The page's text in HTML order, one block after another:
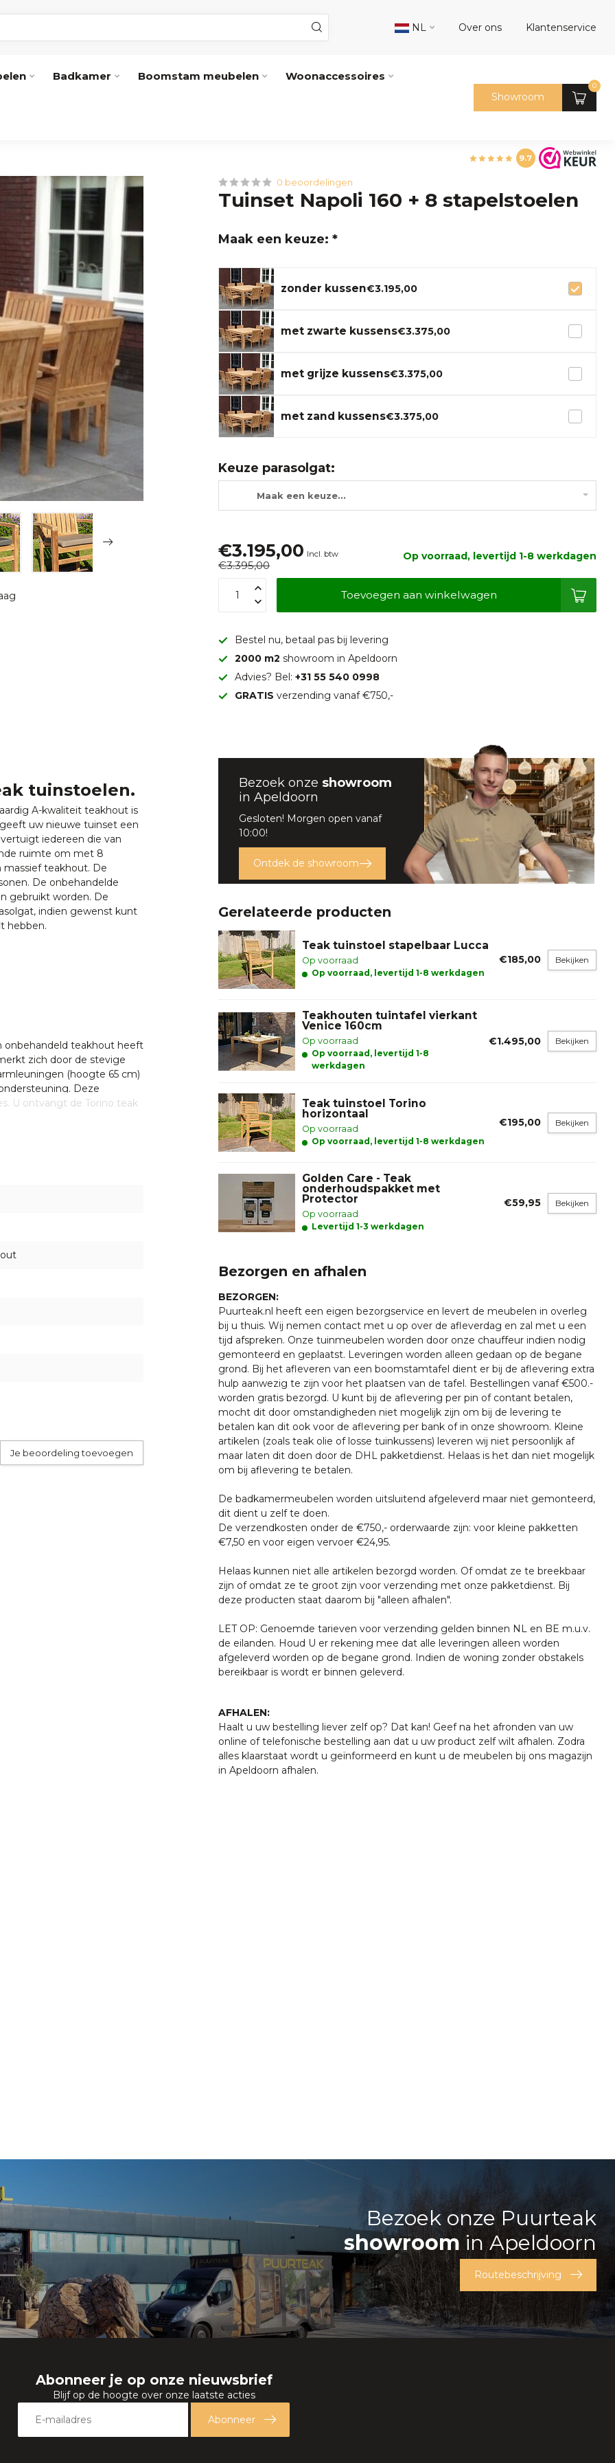
NL Over ons Klantenservice
Badkamer Boomstam meubelen Woonaccessoires
Showroom
0
9.7
0 beoordelingen
Tuinset Napoli 160 + 8 stapelstoelen
Maak een keuze: *
zonder kussen€3.195,00
met zwarte kussens€3.375,00
met grijze kussens€3.375,00
met zand kussens€3.375,00
Keuze parasolgat:
Maak een keuze...
€3.195,00 Incl. btw
€3.395,00
Op voorraad, levertijd 1-8 werkdagen
Toevoegen aan winkelwagen
Bestel nu, betaal pas bij levering
2000 m2showroom in Apeldoorn
Advies? Bel:+31 55 540 0998
GRATIS verzending vanaf €750,-
tuinstoelen.
A-kwaliteit teakhout is
uw nieuwe tuinset een
iedereen die van
ruimte om met 8
teakhout. De
De onbehandelde
gebruikt worden. De
indien gewenst kunt
hebben.
onbehandeld teakhout heeft
zich door de stevige
(hoogte 65 cm)
Deze
U ontvangt de Torino teak
vergrijzen naar een zilver
of andere invloeden
op de begane grond.
Je beoordeling toevoegen
Bezoek onze showroom
in Apeldoorn
Gesloten! Morgen open vanaf
10:00!
Ontdek de showroom
Gerelateerde producten
Teak tuinstoel stapelbaar Lucca
Op voorraad
Op voorraad, levertijd 1-8 werkdagen
€185,00 Bekijken
Teakhouten tuintafel vierkant
Venice 160cm
Op voorraad
Op voorraad, levertijd 1-8
werkdagen
€1.495,00 Bekijken
Teak tuinstoel Torino
horizontaal
Op voorraad
Op voorraad, levertijd 1-8 werkdagen
€195,00 Bekijken
Golden Care - Teak
onderhoudspakket met
Protector
Op voorraad
Levertijd 1-3 werkdagen
€59,95 Bekijken
Bezorgen en afhalen
BEZORGEN:
Puurteak.nl heeft een eigen bezorgservice en levert de meubelen in overleg
bij u thuis. Wij nemen contact met u op over de afleverdag en zal met u een
tijd afspreken. Onze tuinmeubelen worden door onze chauffeur indien nodig
gemonteerd en geplaatst. Leveringen worden alleen gedaan op de begane
grond. Bij het afleveren van een boomstamtafel dient er bij de aflevering extra
hulp aanwezig te zijn voor het plaatsen van de tafel. Bestellingen vanaf €500.-
worden gratis bezorgd. U kunt bij de aflevering per pin of contant betalen,
mocht dit door omstandigheden niet mogelijk zijn om bij de levering te
betalen kan dit ook voor de aflevering per bank of in onze showroom. Kleine
artikelen (zoals teak olie of losse tuinkussens) leveren wij niet persoonlijk af
maar laten dit doen door de DHL pakketdienst. Helaas is het dan niet mogelijk
om bij aflevering te betalen.
De badkamermeubelen worden uitsluitend afgeleverd maar niet gemonteerd,
dit dient u zelf te doen.
De verzendkosten onder de €750,- orderwaarde zijn: voor kleine pakketten
€7,50 en voor eigen vervoer €24,95.
Helaas kunnen niet alle artikelen bezorgd worden. Of omdat ze te breekbaar
zijn of omdat ze te groot zijn voor verzending met onze pakketdienst. Bij
deze producten staat daarom bij "alleen afhalen".
LET OP: Genoemde tarieven voor verzending gelden binnen NL en BE m.u.v.
de eilanden. Houd U er rekening mee dat alle leveringen alleen worden
afgeleverd worden op de begane grond. Indien de woning zonder obstakels
bereikbaar is wordt er binnen geleverd.
AFHALEN:
Haalt u uw bestelling liever zelf op? Dat kan! Geef na het afronden van uw
online of telefonische bestelling aan dat u uw product zelf wilt afhalen. Zodra
alles klaarstaat wordt u geïnformeerd en kunt u de meubelen bij ons magazijn
in Apeldoorn afhalen.
Bezoek onze Puurteak
showroomin Apeldoorn
Routebeschrijving
Abonneer je op onze nieuwsbrief
Blijf op de hoogte over onze laatste acties
Abonneer